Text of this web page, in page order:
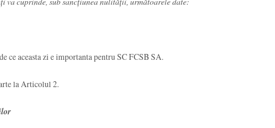
ce aceasta zi e importanta pentru SC FCSB SA.
la Articolul 2.